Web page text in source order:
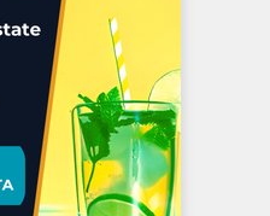
38/A
460 401